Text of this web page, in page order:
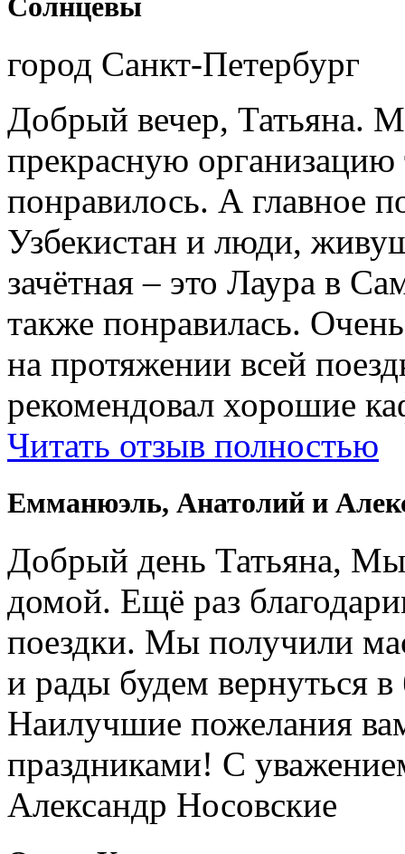
Солнцевы
город Санкт-Петербург
Добрый вечер, Татьяна.
прекрасную
понравилось. А главное
Узбекистан и люди,
зачётная – это Лаура в
также понравилась.
на протяжении всей
рекомендовал хорошие
Читать отзыв полностью
Емманюэль, Анатолий и
Добрый день Татьяна, Мы
домой. Ещё раз
поездки. Мы получили
и рады будем вернуться
Наилучшие пожелания
праздниками! С
Александр Носовские